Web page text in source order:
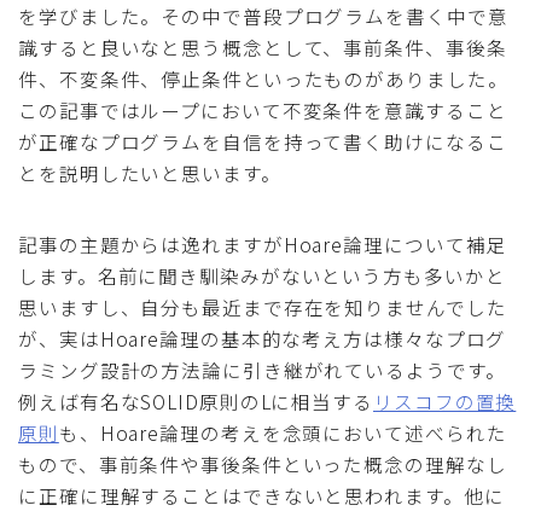
を学びました。その中で普段プログラムを書く中で意
識すると良いなと思う概念として、事前条件、事後条
件、不変条件、停止条件といったものがありました。
この記事ではループにおいて不変条件を意識すること
が正確なプログラムを自信を持って書く助けになるこ
とを説明したいと思います。
記事の主題からは逸れますがHoare論理について補足
します。名前に聞き馴染みがないという方も多いかと
思いますし、自分も最近まで存在を知りませんでした
が、実はHoare論理の基本的な考え方は様々なプログ
ラミング設計の方法論に引き継がれているようです。
例えば有名なSOLID原則のLに相当する リスコフの置換
原則も、Hoare論理の考えを念頭において述べられた
もので、事前条件や事後条件といった概念の理解なし
に正確に理解することはできないと思われます。他に